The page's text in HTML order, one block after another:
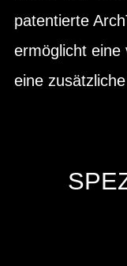
patentierte
ermöglicht eine
eine